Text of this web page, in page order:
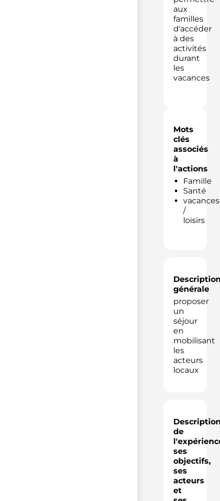
aux
familles
d'accéder
à des
activités
durant
les
vacances
Mots
clés
associés
à
l'actions
Famille
Santé
vacances
/
loisirs
générale
proposer
un
séjour
en
mobilisant
les
acteurs
locaux
de
ses
objectifs,
ses
acteurs
et